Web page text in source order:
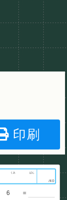
印刷
くみ ばん
/40
6 =